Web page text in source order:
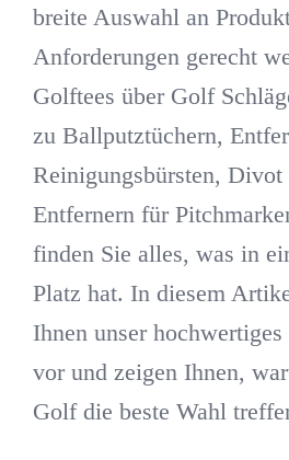
breite Auswahl an
Anforderungen gerecht
Golftees über Golf
zu Ballputztüchern,
Reinigungsbürsten, Divot
Entfernern für
finden Sie alles, was in
Platz hat. In diesem
Ihnen unser
vor und zeigen Ihnen,
Golf die beste Wahl